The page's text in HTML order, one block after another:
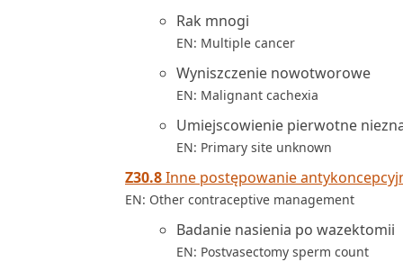
Rak mnogi
EN: Multiple cancer
Wyniszczenie nowotworowe
EN: Malignant cachexia
Umiejscowienie pierwotne
EN: Primary site unknown
Z30.8Inne postępowanie
EN: Other contraceptive management
Badanie nasienia po wazektomii
EN: Postvasectomy sperm count